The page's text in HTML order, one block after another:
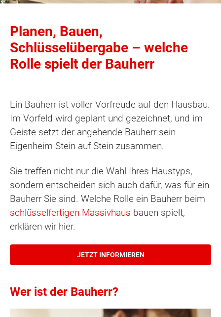
Planen, Bauen,
Schlüsselübergabe – welche
Rolle spielt der Bauherr
Ein Bauherr ist voller Vorfreude auf den Hausbau.
Im Vorfeld wird geplant und gezeichnet, und im
Geiste setzt der angehende Bauherr sein
Eigenheim Stein auf Stein zusammen.
Sie treffen nicht nur die Wahl Ihres Haustyps,
sondern entscheiden sich auch dafür, was für ein
Bauherr Sie sind. Welche Rolle ein Bauherr beim
schlüsselfertigen Massivhaus bauen spielt,
erklären wir hier.
JETZT INFORMIEREN
Wer ist der Bauherr?